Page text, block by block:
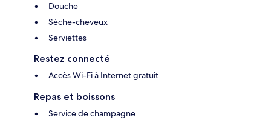
Douche
Sèche-cheveux
Serviettes
Restez connecté
Accès Wi-Fi à Internet gratuit
Repas et boissons
Service de champagne